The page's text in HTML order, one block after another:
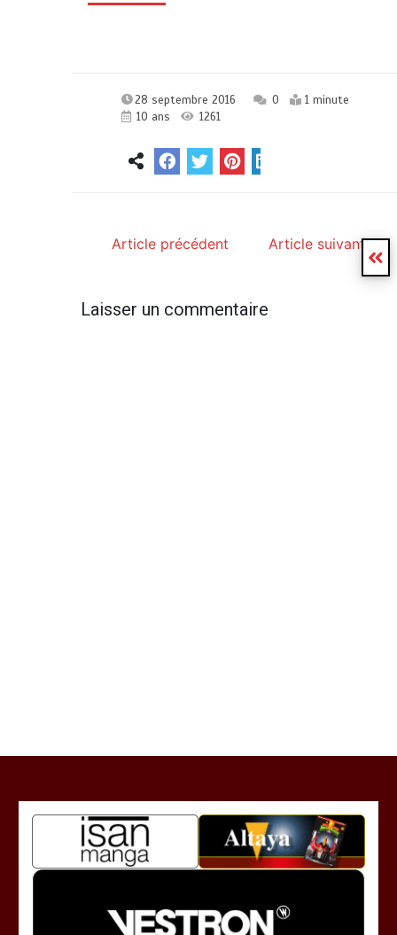
28 septembre 2016 0
1 minute
10 ans
1261
Article précédent Article suivant
Laisser un commentaire